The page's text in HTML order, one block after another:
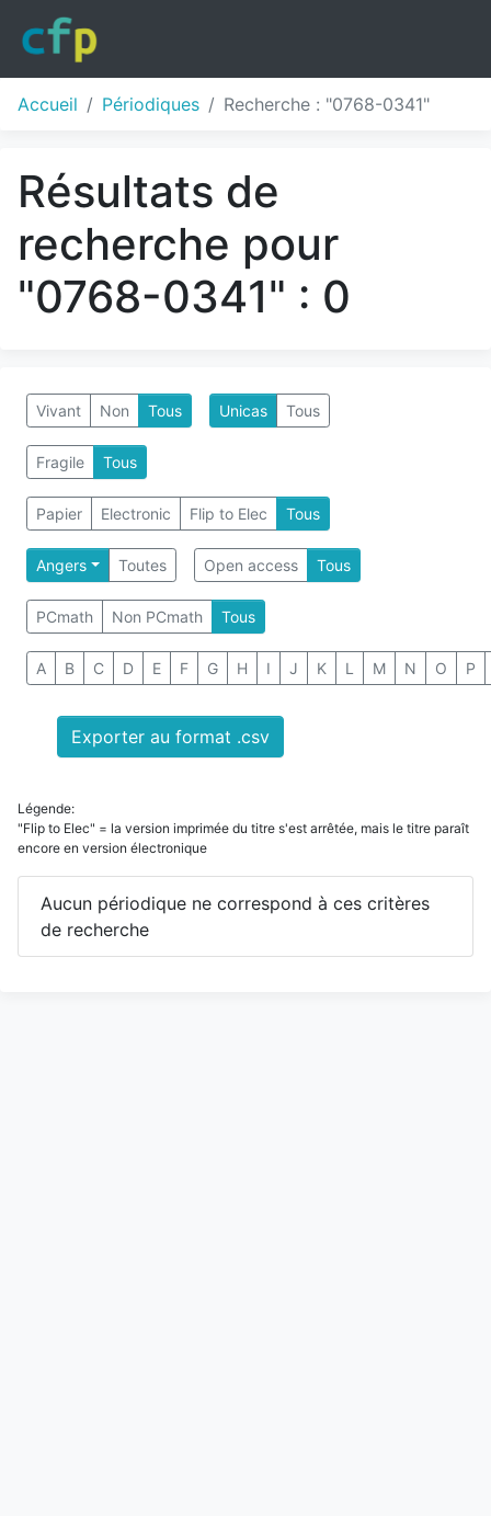
Accueil Périodiques Recherche : "0768-0341"
Résultats de
recherche pour
"0768-0341" : 0
Vivant Non Tous Unicas Tous
Fragile Tous
Papier Electronic Flip to Elec Tous
Angers Toutes Open access Tous
PCmath Non PCmath Tous
A B C D E F G H I J K L M N O P
Exporter au format .csv
Légende:
"Flip to Elec" = la version imprimée du titre s'est arrêtée, mais le titre paraît
encore en version électronique
Aucun périodique ne correspond à ces critères
de recherche